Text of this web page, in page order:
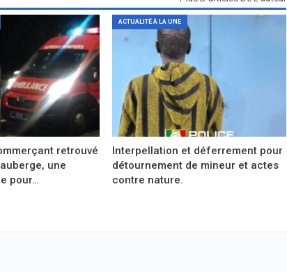
retrouvé
une
pour…
ACTUALITÉ À LA UNE
Interpellation et déferrement pour
détournement de mineur et actes
contre nature.